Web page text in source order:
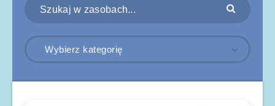
Wybierz kategorię